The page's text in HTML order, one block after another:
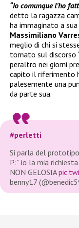
“Io comunque l’ho
detto la ragazza
ha immaginato a
Massimiliano
meglio di chi si
tornato sul discorso
peraltro nei giorni
capito il riferimento
palesemente una
da parte sua.
#perletti
Si parla del
P:” io la mia
NON GELOSIA
benny17